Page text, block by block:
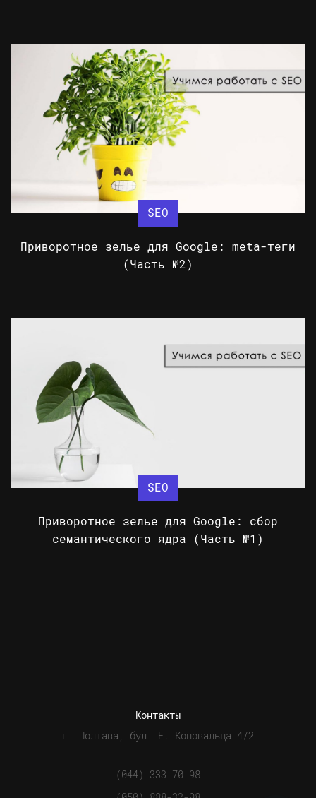
SEO
Приворотное зелье для Google: meta-теги
(Часть №2)
SEO
Приворотное зелье для Google: сбор
семантического ядра (Часть №1)
Контакты
г. Полтава, бул. Е. Коновальца 4/2
(044) 333-70-98